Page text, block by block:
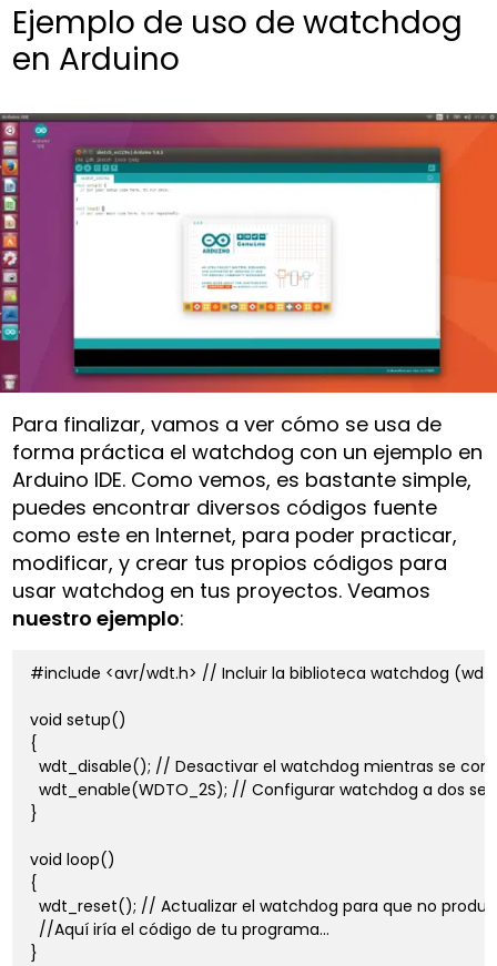
Ejemplo de uso de watchdog
en Arduino
Para finalizar, vamos a ver cómo se usa de
forma práctica el watchdog con un ejemplo en
Arduino IDE. Como vemos, es bastante simple,
puedes encontrar diversos códigos fuente
como este en Internet, para poder practicar,
modificar, y crear tus propios códigos para
usar watchdog en tus proyectos. Veamos
nuestro ejemplo:
#include <avr/wdt.h> // Incluir la biblioteca watchdog
void setup()
{
wdt_disable(); // Desactivar el watchdog mientras se
wdt_enable(WDTO_2S); // Configurar watchdog a dos
}
void loop()
{
wdt_reset(); // Actualizar el watchdog para que no
  //Aquí iría el código de tu programa...
}